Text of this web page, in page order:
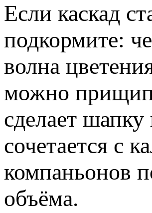
Если каскад
подкормите:
волна
можно
сделает
сочетается с
компаньонов
объёма.